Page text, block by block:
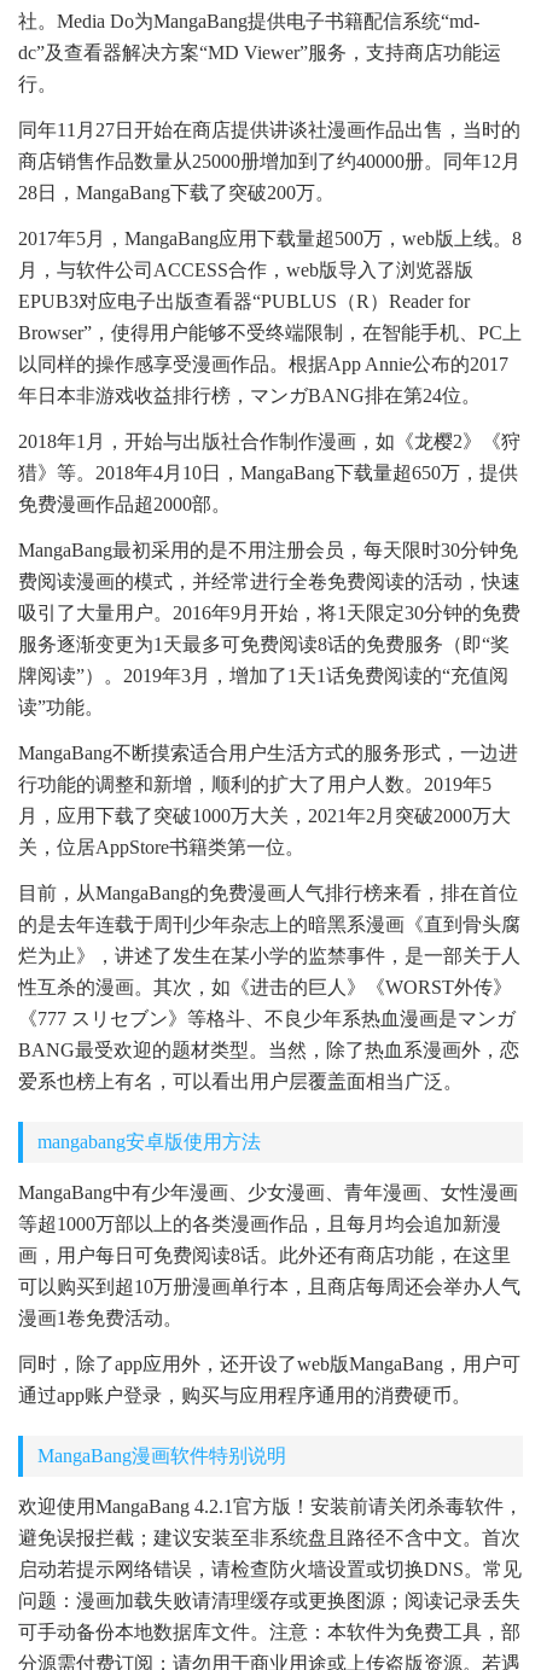
社。Media Do为MangaBang提供电子书籍配信系统“md-
dc”及查看器解决方案“MD Viewer”服务，支持商店功能运
行。
同年11月27日开始在商店提供讲谈社漫画作品出售，当时的
商店销售作品数量从25000册增加到了约40000册。同年12月
28日，MangaBang下载了突破200万。
2017年5月，MangaBang应用下载量超500万，web版上线。8
月，与软件公司ACCESS合作，web版导入了浏览器版
EPUB3对应电子出版查看器“PUBLUS（R）Reader for
Browser”，使得用户能够不受终端限制，在智能手机、PC上
以同样的操作感享受漫画作品。根据App Annie公布的2017
年日本非游戏收益排行榜，マンガBANG排在第24位。
2018年1月，开始与出版社合作制作漫画，如《龙樱2》《狩
猎》等。2018年4月10日，MangaBang下载量超650万，提供
免费漫画作品超2000部。
MangaBang最初采用的是不用注册会员，每天限时30分钟免
费阅读漫画的模式，并经常进行全卷免费阅读的活动，快速
吸引了大量用户。2016年9月开始，将1天限定30分钟的免费
服务逐渐变更为1天最多可免费阅读8话的免费服务（即“奖
牌阅读”）。2019年3月，增加了1天1话免费阅读的“充值阅
读”功能。
MangaBang不断摸索适合用户生活方式的服务形式，一边进
行功能的调整和新增，顺利的扩大了用户人数。2019年5
月，应用下载了突破1000万大关，2021年2月突破2000万大
关，位居AppStore书籍类第一位。
目前，从MangaBang的免费漫画人气排行榜来看，排在首位
的是去年连载于周刊少年杂志上的暗黑系漫画《直到骨头腐
烂为止》，讲述了发生在某小学的监禁事件，是一部关于人
性互杀的漫画。其次，如《进击的巨人》《WORST外传》
《777 スリセブン》等格斗、不良少年系热血漫画是マンガ
BANG最受欢迎的题材类型。当然，除了热血系漫画外，恋
爱系也榜上有名，可以看出用户层覆盖面相当广泛。
mangabang安卓版使用方法
MangaBang中有少年漫画、少女漫画、青年漫画、女性漫画
等超1000万部以上的各类漫画作品，且每月均会追加新漫
画，用户每日可免费阅读8话。此外还有商店功能，在这里
可以购买到超10万册漫画单行本，且商店每周还会举办人气
漫画1卷免费活动。
同时，除了app应用外，还开设了web版MangaBang，用户可
通过app账户登录，购买与应用程序通用的消费硬币。
MangaBang漫画软件特别说明
欢迎使用MangaBang 4.2.1官方版！安装前请关闭杀毒软件，
避免误报拦截；建议安装至非系统盘且路径不含中文。首次
启动若提示网络错误，请检查防火墙设置或切换DNS。常见
问题：漫画加载失败请清理缓存或更换图源；阅读记录丢失
可手动备份本地数据库文件。注意：本软件为免费工具，部
分源需付费订阅；请勿用于商业用途或上传盗版资源。若遇